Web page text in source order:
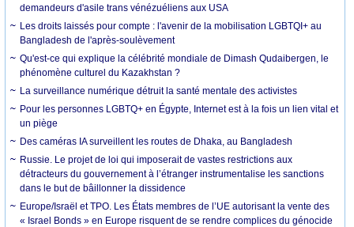
demandeurs d'asile trans vénézuéliens aux USA
Les droits laissés pour compte : l'avenir de la mobilisation LGBTQI+ au
Bangladesh de l'après-soulèvement
Qu'est-ce qui explique la célébrité mondiale de Dimash Qudaibergen, le
phénomène culturel du Kazakhstan ?
La surveillance numérique détruit la santé mentale des activistes
Pour les personnes LGBTQ+ en Égypte, Internet est à la fois un lien vital et
un piège
Des caméras IA surveillent les routes de Dhaka, au Bangladesh
Russie. Le projet de loi qui imposerait de vastes restrictions aux
détracteurs du gouvernement à l’étranger instrumentalise les sanctions
dans le but de bâillonner la dissidence
Europe/Israël et TPO. Les États membres de l’UE autorisant la vente des
« Israel Bonds » en Europe risquent de se rendre complices du génocide